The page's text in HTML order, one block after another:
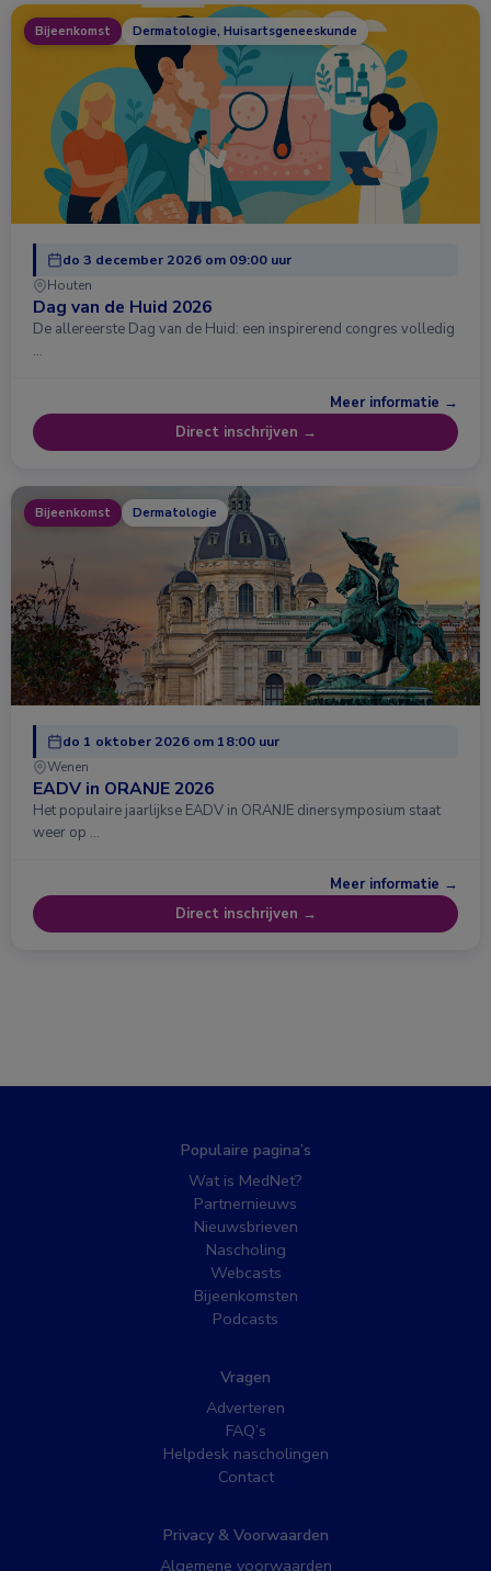
Bijeenkomst Dermatologie, Huisartsgeneeskunde
do 3 december 2026 om 09:00 uur
Houten
Dag van de Huid 2026
De allereerste Dag van de Huid: een inspirerend congres volledig
…
Meer informatie →
Direct inschrijven →
Bijeenkomst Dermatologie
do 1 oktober 2026 om 18:00 uur
Wenen
EADV in ORANJE 2026
Het populaire jaarlijkse EADV in ORANJE dinersymposium staat
weer op …
Meer informatie →
Direct inschrijven →
Populaire pagina’s
Wat is MedNet?
Partnernieuws
Nieuwsbrieven
Nascholing
Webcasts
Bijeenkomsten
Podcasts
Vragen
Adverteren
FAQ’s
Helpdesk nascholingen
Contact
Privacy & Voorwaarden
Algemene voorwaarden